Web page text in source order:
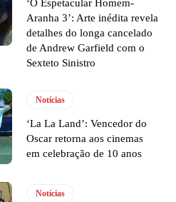
‘O Espetacular Homem-
Aranha 3’: Arte inédita revela
detalhes do longa cancelado
de Andrew Garfield com o
Sexteto Sinistro
Notícias
‘La La Land’: Vencedor do
Oscar retorna aos cinemas
em celebração de 10 anos
Notícias